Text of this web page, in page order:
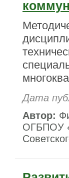
Дата
Автор:
ОГБПОУ